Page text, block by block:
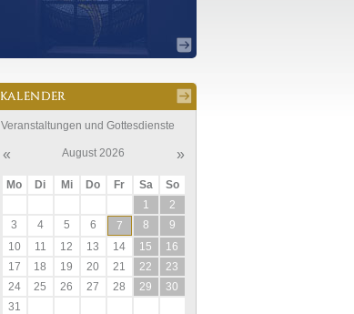
Veranstaltungen und Gottesdienste
« August 2026 »
Mo Di Mi Do Fr Sa
So
1
2
3
4 5 6 7 8
9
10
11 12 13 14 15
16
17
18 19 20 21 22
23
24
25 26 27 28 29
30
31